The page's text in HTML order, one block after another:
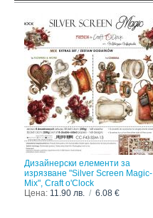
Дизайнерски елементи за
изрязване "Silver Screen Magic-
Mix", Craft o'Clock
Цена: 11.90 лв. / 6.08 €